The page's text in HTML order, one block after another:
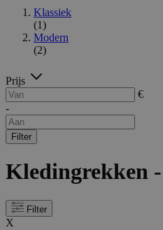
Klassiek
(1)
Modern
(2)
Prijs
€
-
Filter
Kledingrekken
Filter
X